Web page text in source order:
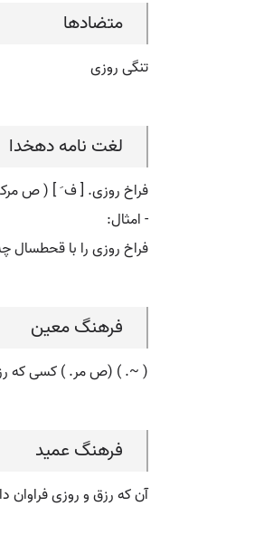
متضادها
تنگی روزی
لغت نامه دهخدا
فراخ روزی. [ ف َ ] ( ص مرکب
- امثال:
فراخ روزی را با قحطسال
فرهنگ معین
( ~. ) (ص مر. ) کسی که
فرهنگ عمید
آن که رزق و روزی فراوان